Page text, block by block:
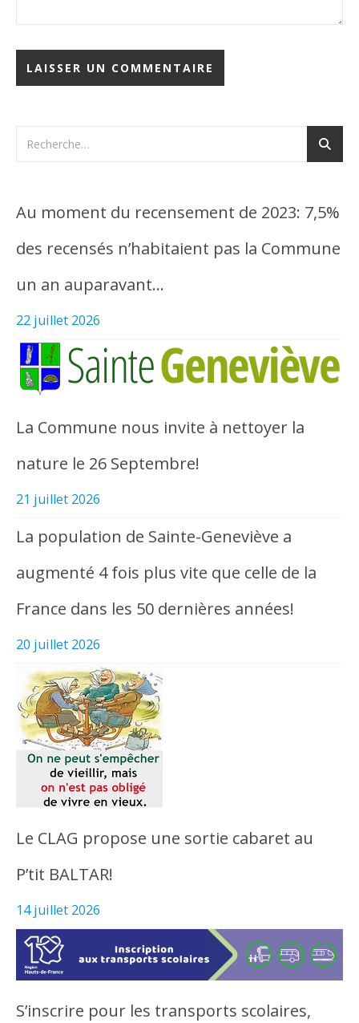
Au moment du recensement de 2023: 7,5%
des recensés n’habitaient pas la Commune
un an auparavant…
22 juillet 2026
La Commune nous invite à nettoyer la
nature le 26 Septembre!
21 juillet 2026
La population de Sainte-Geneviève a
augmenté 4 fois plus vite que celle de la
France dans les 50 dernières années!
20 juillet 2026
Le CLAG propose une sortie cabaret au
P’tit BALTAR!
14 juillet 2026
S’inscrire pour les transports scolaires,